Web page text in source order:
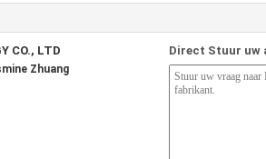
CO., LTD
Zhuang
Direct Stuur uw